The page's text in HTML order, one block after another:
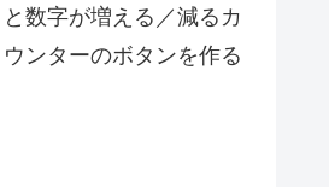
と数字が増える／減るカ
ウンターのボタンを作る